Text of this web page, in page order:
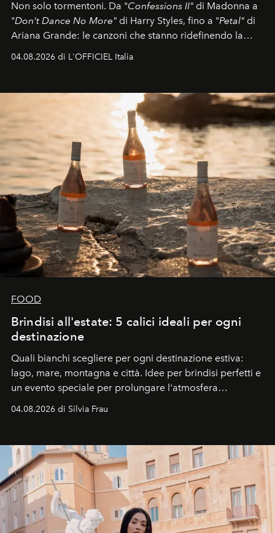
Non solo tormentoni. Da "Confessions II" di Madonna a
"Don't Dance No More" di Harry Styles, fino a "Petal" di
Ariana Grande: le canzoni che stanno ridefinendo la
colonna sonora della stagione.
04.08.2026 di L'OFFICIEL Italia
FOOD
Brindisi all'estate: 5 calici ideali per ogni
destinazione
Quali bianchi scegliere per ogni destinazione estiva:
lago, mare, montagna e città. Idee per brindisi perfetti e
un evento speciale per prolungare l'atmosfera
04.08.2026 di Silvia Frau